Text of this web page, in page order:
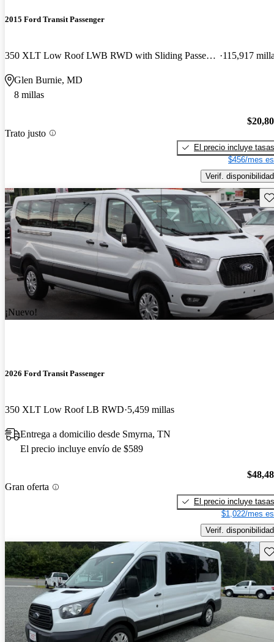
2015 Ford Transit Passenger
350 XLT Low Roof LWB RWD with Sliding Passenger-Side Door 115,917
Glen Burnie, MD
8 millas
Trato justo
El precio incluye tasas
$456/mes
Verif. disponibilidad
¡Nuevo!
2026 Ford Transit Passenger
350 XLT Low Roof LB RWD 5,459 millas
Entrega a domicilio desde Smyrna, TN
El precio incluye envío de $589
Gran oferta
El precio incluye tasas
$1,022/mes
Verif. disponibilidad